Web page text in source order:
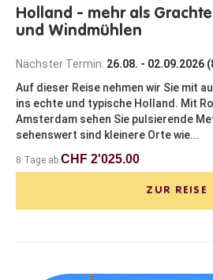
Holland - mehr als
und Windmühlen
Nächster Termin: 26.08. - 02.09.2026
Auf dieser Reise nehmen wir Sie mit
ins echte und typische Holland. Mit
Amsterdam sehen Sie pulsierende
sehenswert sind kleinere Orte wie...
8 Tage ab CHF 2'025.00
ZUR REISE